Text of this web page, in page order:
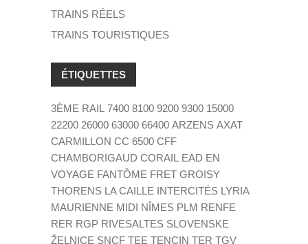
TRAINS RÉELS
TRAINS TOURISTIQUES
ÉTIQUETTES
3ÈME RAIL 7400 8100 9200 9300 15000
22200 26000 63000 66400 ARZENS AXAT
CARMILLON CC 6500 CFF
CHAMBORIGAUD CORAIL EAD EN
VOYAGE FANTÔME FRET GROISY
THORENS LA CAILLE INTERCITÉS LYRIA
MAURIENNE MIDI NÎMES PLM RENFE
RER RGP RIVESALTES SLOVENSKE
ŽELNICE SNCF TEE TENCIN TER TGV